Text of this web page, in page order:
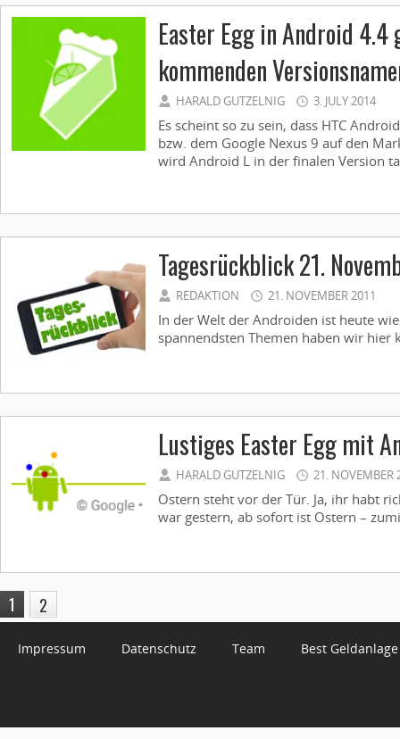
Easter Egg in Android
kommenden
HARALD GUTZELNIG 3. JULY 2014
Es scheint so zu sein, dass HTC
bzw. dem Google Nexus 9 auf den
wird Android L in der finalen Version
Tagesrückblick 21.
REDAKTION 21. NOVEMBER 2011
In der Welt der Androiden ist heute
spannendsten Themen haben wir hier
Lustiges Easter Egg mit
HARALD GUTZELNIG 21. NOVEMBER
Ostern steht vor der Tür. Ja, ihr habt
war gestern, ab sofort ist Ostern –
1 2
Impressum Datenschutz Team Best Geldanlage